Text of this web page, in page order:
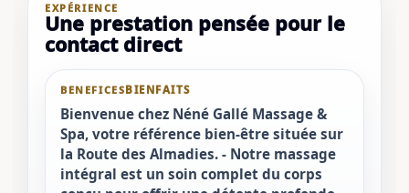
EXPÉRIENCE
Une prestation pensée pour le
contact direct
BENEFICES
Bienvenue chez Néné Gallé Massage &
Spa, votre référence bien-être située sur
la Route des Almadies. - Notre massage
intégral est un soin complet du corps